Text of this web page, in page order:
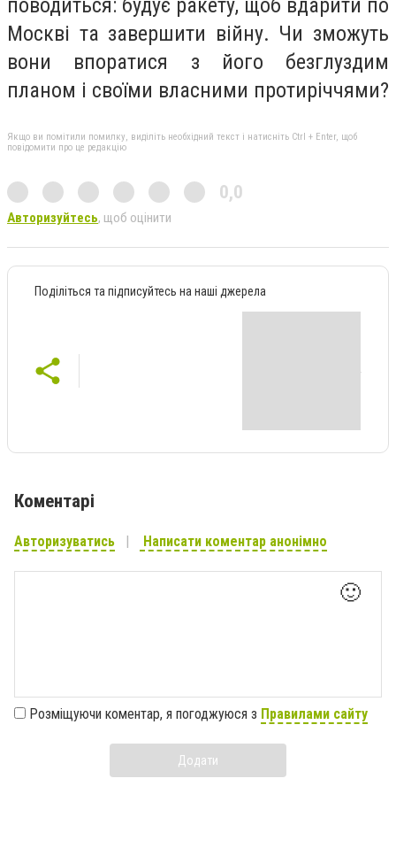
поводиться: будує ракету, щоб вдарити по
Москві та завершити війну. Чи зможуть
вони впоратися з його безглуздим
планом і своїми власними протиріччями?
Якщо ви помітили помилку, виділіть необхідний текст і натисніть Ctrl + Enter, щоб
повідомити про це редакцію
0,0
Авторизуйтесь, щоб оцінити
Поділіться та підписуйтесь на наші джерела
Коментарі
Авторизуватись Написати коментар анонімно
🙂
Розміщуючи коментар, я погоджуюся з Правилами сайту
Додати